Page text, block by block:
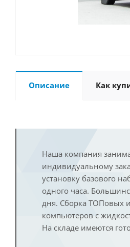
Описание Как
Наша компания
индивидуальному
установку базового
одного часа.
дня. Сборка ТОПовых
компьютеров с
На складе имеются